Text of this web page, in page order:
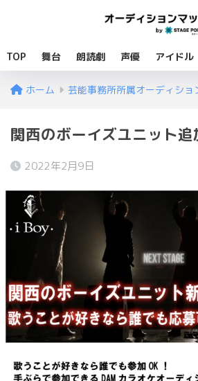
TOP 舞台 朗読劇 声優 アイドル
ホーム 芸能事務所所属オーディショ
関西のボーイズユニット
2022年2月9日